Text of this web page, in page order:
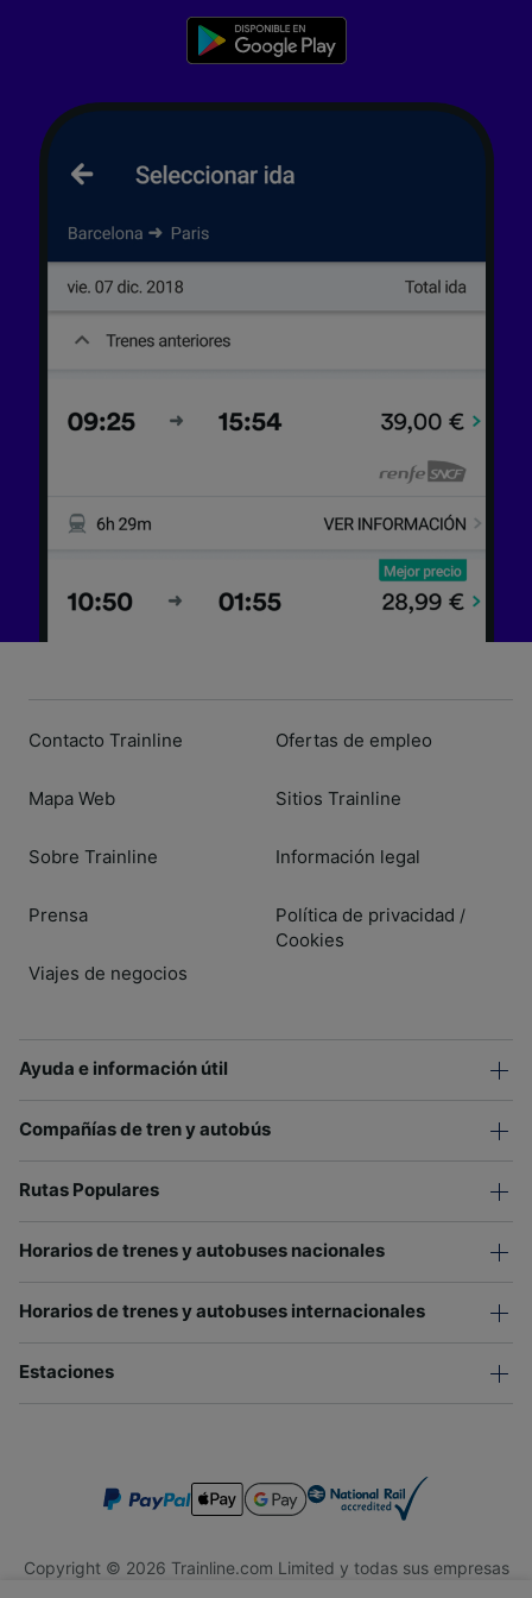
Contacto Trainline
Mapa Web
Sobre Trainline
Prensa
Viajes de negocios
Ofertas de empleo
Sitios Trainline
Información legal
Política de privacidad /
Cookies
Ayuda e información útil
Compañías de tren y autobús
Rutas Populares
Horarios de trenes y autobuses nacionales
Horarios de trenes y autobuses internacionales
Estaciones
Copyright © 2026 Trainline.com Limited y todas sus empresas